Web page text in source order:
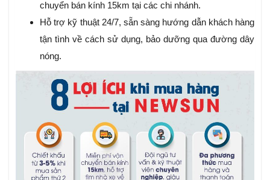
chuyển bán kính 15km tại các chi nhánh.
Hỗ trợ kỹ thuật 24/7, sẵn sàng hướng dẫn khách hàng
tận tình về cách sử dụng, bảo dưỡng qua đường dây
nóng.